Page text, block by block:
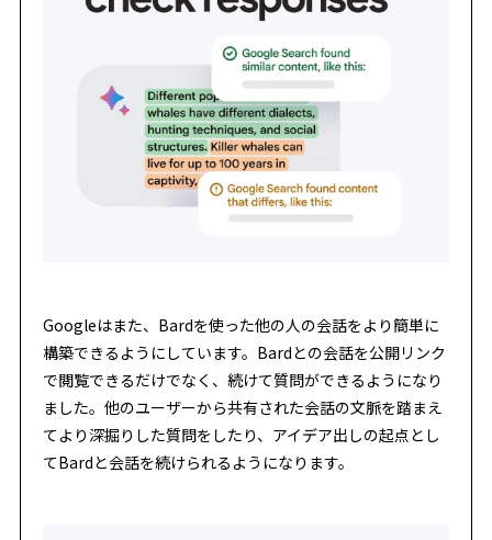
Googleはまた、Bardを使った他の人の会話をより簡単に
構築できるようにしています。Bardとの会話を公開リンク
で閲覧できるだけでなく、続けて質問ができるようになり
ました。他のユーザーから共有された会話の文脈を踏まえ
てより深掘りした質問をしたり、アイデア出しの起点とし
てBardと会話を続けられるようになります。